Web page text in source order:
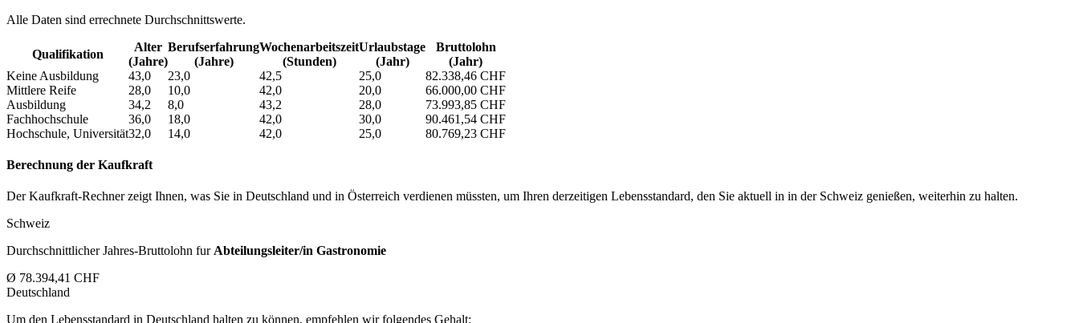
Alle Daten sind errechnete Durchschnittswerte.
Qualifikation
Alter
(Jahre)
Berufs­erfahrung
(Jahre)
Wochen­arbeitszeit
(Stunden)
Urlaubs­tage
(Jahr)
Bruttolohn
(Jahr)
Keine Ausbildung
43,0 23,0 42,5 25,0
82.338,46 CHF
Mittlere Reife
28,0 10,0 42,0 20,0
66.000,00 CHF
Ausbildung
34,2 8,0 43,2 28,0
73.993,85 CHF
Fachhochschule
36,0 18,0 42,0 30,0
90.461,54 CHF
Hochschule, Universität32,0 14,0 42,0 25,0 80.769,23 CHF
Berechnung der Kaufkraft
Der Kaufkraft-Rechner zeigt Ihnen, was Sie in Deutschland und in Österreich verdienen müssten, um Ihren derzeitigen Lebensstandard, den Sie aktuell in in der Schweiz genießen, weiterhin zu halten.
Schweiz
Durchschnittlicher Jahres-Bruttolohn furAbteilungsleiter/in Gastronomie
Ø 78.394,41 CHF
Deutschland
Um den Lebensstandard in Deutschland halten zu können, empfehlen wir folgendes Gehalt: